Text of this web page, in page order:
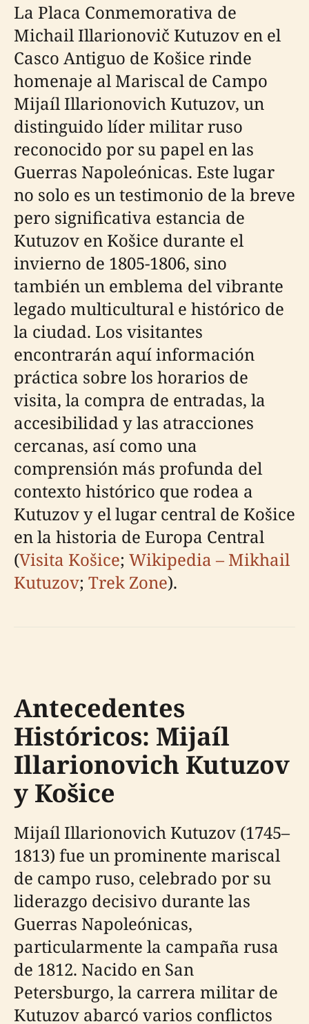
La Placa Conmemorativa de
Michail Illarionovič Kutuzov en el
Casco Antiguo de Košice rinde
homenaje al Mariscal de Campo
Mijaíl Illarionovich Kutuzov, un
distinguido líder militar ruso
reconocido por su papel en las
Guerras Napoleónicas. Este lugar
no solo es un testimonio de la breve
pero significativa estancia de
Kutuzov en Košice durante el
invierno de 1805-1806, sino
también un emblema del vibrante
legado multicultural e histórico de
la ciudad. Los visitantes
encontrarán aquí información
práctica sobre los horarios de
visita, la compra de entradas, la
accesibilidad y las atracciones
cercanas, así como una
comprensión más profunda del
contexto histórico que rodea a
Kutuzov y el lugar central de Košice
en la historia de Europa Central
(Visita Košice; Wikipedia – Mikhail
Kutuzov; Trek Zone).
Antecedentes
Históricos: Mijaíl
Illarionovich Kutuzov
y Košice
Mijaíl Illarionovich Kutuzov (1745–
1813) fue un prominente mariscal
de campo ruso, celebrado por su
liderazgo decisivo durante las
Guerras Napoleónicas,
particularmente la campaña rusa
de 1812. Nacido en San
Petersburgo, la carrera militar de
Kutuzov abarcó varios conflictos